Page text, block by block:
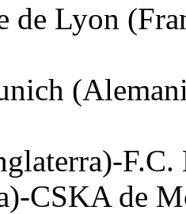
de Lyon
F.C.
CSKA de